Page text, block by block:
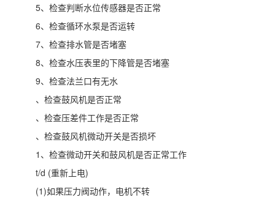
5、检查判断水位传感器是否正常
6、检查循环水泵是否运转
7、检查排水管是否堵塞
8、检查水压表里的下降管是否堵塞
9、检查法兰口有无水
、检查鼓风机是否正常
、检查压差件工作是否正常
、检查鼓风机微动开关是否损坏
1、检查微动开关和鼓风机是否正常工作
t/d (重新上电)
(1)如果压力阀动作，电机不转